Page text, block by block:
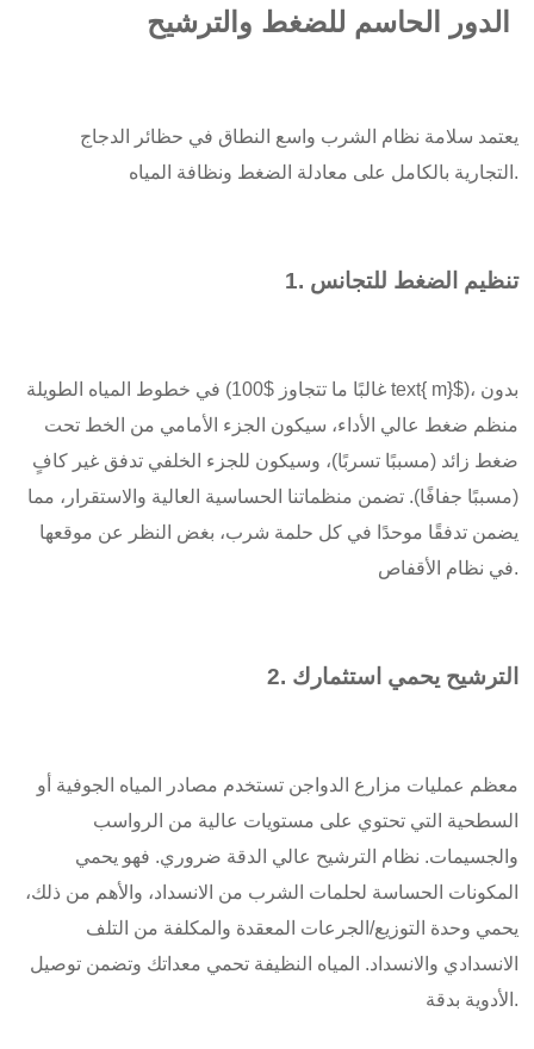
يعتمد سلامة نظام الشرب واسع النطاق في حظائر الدجاج
التجارية بالكامل على معادلة الضغط ونظافة المياه.
1. تنظيم الضغط للتجانس
في خطوط المياه الطويلة (غالبًا ما تتجاوز $100 text{ m}$)، بدون
منظم ضغط عالي الأداء، سيكون الجزء الأمامي من الخط تحت
ضغط زائد (مسببًا تسربًا)، وسيكون للجزء الخلفي تدفق غير كافٍ
(مسببًا جفافًا). تضمن منظماتنا الحساسية العالية والاستقرار، مما
يضمن تدفقًا موحدًا في كل حلمة شرب، بغض النظر عن موقعها
في نظام الأقفاص.
2. الترشيح يحمي استثمارك
معظم عمليات مزارع الدواجن تستخدم مصادر المياه الجوفية أو
السطحية التي تحتوي على مستويات عالية من الرواسب
والجسيمات. نظام الترشيح عالي الدقة ضروري. فهو يحمي
المكونات الحساسة لحلمات الشرب من الانسداد، والأهم من ذلك،
يحمي وحدة التوزيع/الجرعات المعقدة والمكلفة من التلف
الانسدادي والانسداد. المياه النظيفة تحمي معداتك وتضمن توصيل
الأدوية بدقة.